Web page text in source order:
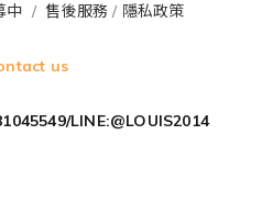
中 /售後服務 / 隱私政策
us
LINE:@LOUIS2014